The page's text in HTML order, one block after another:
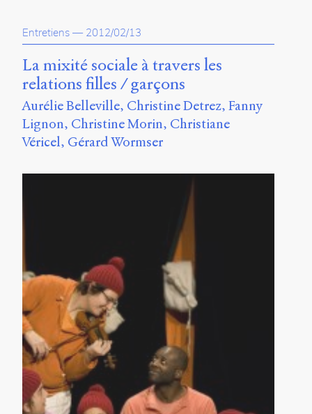
Entretiens — 2012/02/13
La mixité sociale à travers les
relations filles / garçons
Aurélie Belleville Christine Detrez Fanny
Lignon Christine Morin Christiane
Véricel Gérard Wormser